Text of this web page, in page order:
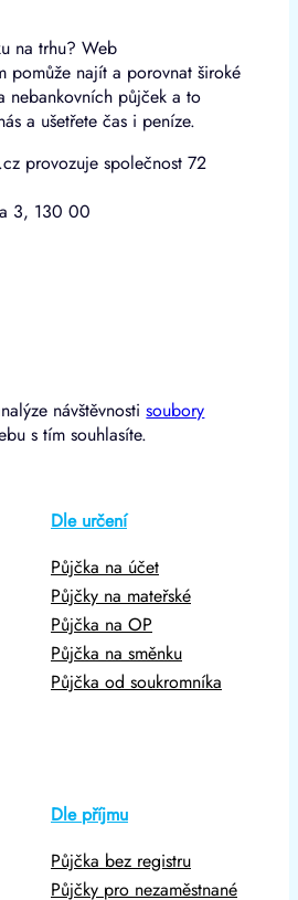
na trhu? Web
pomůže najít a porovnat široké
nebankovních půjček a to
a ušetřete čas i peníze.
provozuje společnost 72
3, 130 00
návštěvnostisoubory
s tím souhlasíte.
Dle určení
Půjčka na účet
Půjčky na mateřské
Půjčka na OP
Půjčka na směnku
Půjčka od soukromníka
Dle příjmu
Půjčka bez registru
Půjčky pro nezaměstnané